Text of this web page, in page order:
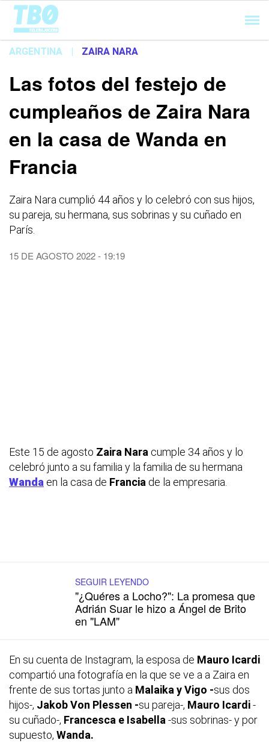
Cargando...
ARGENTINA | ZAIRA NARA
Las fotos del festejo de
cumpleaños de Zaira Nara
en la casa de Wanda en
Francia
Zaira Nara cumplió 44 años y lo celebró con sus hijos,
su pareja, su hermana, sus sobrinas y su cuñado en
París.
15 DE AGOSTO 2022 - 19:19
Este 15 de agosto Zaira Nara cumple 34 años y lo
celebró junto a su familia y la familia de su hermana
Wanda en la casa de Francia de la empresaria.
SEGUIR LEYENDO
"¿Quéres a Locho?": La promesa que
Adrián Suar le hizo a Ángel de Brito
en "LAM"
En su cuenta de Instagram, la esposa de Mauro Icardi
compartió una fotografía en la que se ve a a Zaira en
frente de sus tortas junto a Malaika y Vigo -sus dos
hijos-, Jakob Von Plessen -su pareja-, Mauro Icardi-
su cuñado-, Francesca e Isabella -sus sobrinas- y por
supuesto, Wanda.